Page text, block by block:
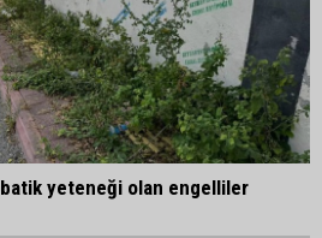
yeteneği olan engelliler